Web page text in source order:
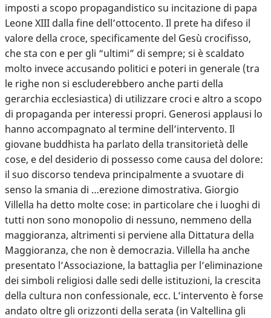
imposti a scopo propagandistico su incitazione di papa
Leone XIII dalla fine dell’ottocento. Il prete ha difeso il
valore della croce, specificamente del Gesù crocifisso,
che sta con e per gli “ultimi” di sempre; si è scaldato
molto invece accusando politici e poteri in generale (tra
le righe non si escluderebbero anche parti della
gerarchia ecclesiastica) di utilizzare croci e altro a scopo
di propaganda per interessi propri. Generosi applausi lo
hanno accompagnato al termine dell’intervento. Il
giovane buddhista ha parlato della transitorietà delle
cose, e del desiderio di possesso come causa del dolore:
il suo discorso tendeva principalmente a svuotare di
senso la smania di …erezione dimostrativa. Giorgio
Villella ha detto molte cose: in particolare che i luoghi di
tutti non sono monopolio di nessuno, nemmeno della
maggioranza, altrimenti si perviene alla Dittatura della
Maggioranza, che non è democrazia. Villella ha anche
presentato l’Associazione, la battaglia per l’eliminazione
dei simboli religiosi dalle sedi delle istituzioni, la crescita
della cultura non confessionale, ecc. L’intervento è forse
andato oltre gli orizzonti della serata (in Valtellina gli